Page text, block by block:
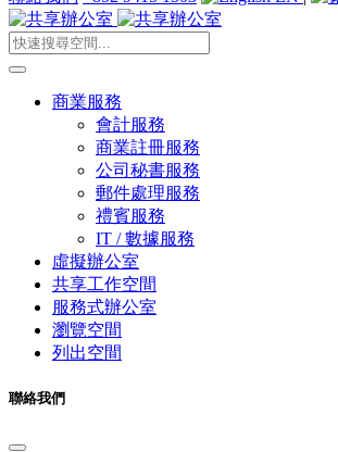
商業服務
會計服務
商業註冊服務
公司秘書服務
郵件處理服務
禮賓服務
IT / 數據服務
虛擬辦公室
共享工作空間
服務式辦公室
瀏覽空間
列出空間
聯絡我們